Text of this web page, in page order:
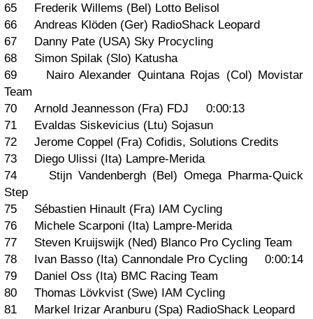
65 Frederik Willems (Bel) Lotto Belisol
66 Andreas Klöden (Ger) RadioShack Leopard
67 Danny Pate (USA) Sky Procycling
68 Simon Spilak (Slo) Katusha
69 Nairo Alexander Quintana Rojas (Col) Movistar
Team
70 Arnold Jeannesson (Fra) FDJ 0:00:13
71 Evaldas Siskevicius (Ltu) Sojasun
72 Jerome Coppel (Fra) Cofidis, Solutions Credits
73 Diego Ulissi (Ita) Lampre-Merida
74 Stijn Vandenbergh (Bel) Omega Pharma-Quick
Step
75 Sébastien Hinault (Fra) IAM Cycling
76 Michele Scarponi (Ita) Lampre-Merida
77 Steven Kruijswijk (Ned) Blanco Pro Cycling Team
78 Ivan Basso (Ita) Cannondale Pro Cycling 0:00:14
79 Daniel Oss (Ita) BMC Racing Team
80 Thomas Lövkvist (Swe) IAM Cycling
81 Markel Irizar Aranburu (Spa) RadioShack Leopard